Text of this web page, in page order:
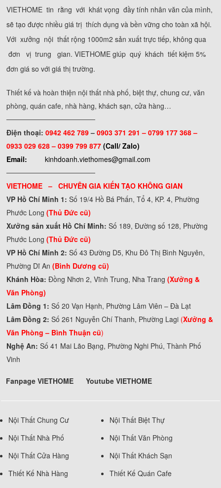
VIETHOME tin rằng với khát vọng đầy tính nhân văn của mình,
sẽ tạo được nhiều giá trị thích dụng và bền vững cho toàn xã hội.
Với xưởng nội thất rộng 1000m2 sản xuất trực tiếp, không qua
đơn vị trung gian. VIETHOME giúp quý khách tiết kiệm 5%
đơn giá so với giá thị trường.
Thiết kế và hoàn thiện nội thất nhà phố, biệt thự, chung cư, văn
phòng, quán cafe, nhà hàng, khách sạn, cửa hàng…
──────────────────
Điện thoại:0942 462 789–0903 371 291 –0799 177 368 –
0933 029 628 – 0399 799 877(Call/ Zalo)
Email:
kinhdoanh.viethomes@gmail.com
──────────────────
VIETHOME – CHUYÊN GIA KIẾN TẠO KHÔNG GIAN
VP Hồ Chí Minh 1: Số 19/4 Hồ Bá Phấn, Tổ 4, KP. 4, Phường
Phước Long(Thủ Đức cũ)
Xưởng sản xuất Hồ Chí Minh: Số 189, Đường số 128, Phường
Phước Long(Thủ Đức cũ)
VP Hồ Chí Minh 2: Số 43 Đường D5, Khu Đô Thị Bình Nguyên,
Phường Dĩ An (Bình Dương cũ)
Khánh Hòa:Đồng Nhơn 2, Vĩnh Trung, Nha Trang (Xưởng &
Văn Phòng)
Lâm Đồng 1:Số 20 Vạn Hạnh, Phường Lâm Viên – Đà Lạt
Lâm Đồng 2:Số 261 Nguyễn Chí Thanh, Phường Lagi (Xưởng &
Văn Phòng – Bình Thuận cũ)
Nghệ An: Số 41 Mai Lão Bạng, Phường Nghi Phú, Thành Phố
Vinh
Fanpage VIETHOME Youtube VIETHOME
Nội Thất Chung Cư
Nội Thất Biệt Thự
Nội Thất Nhà Phố
Nội Thất Văn Phòng
Nội Thất Cửa Hàng
Nội Thất Khách Sạn
Thiết Kế Nhà Hàng
Thiết Kế Quán Cafe